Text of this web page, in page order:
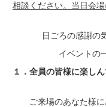
相談ください。当日会
日ごろの感謝の
イベントの
１．全員の皆様に楽し
ご来場のあなた様に